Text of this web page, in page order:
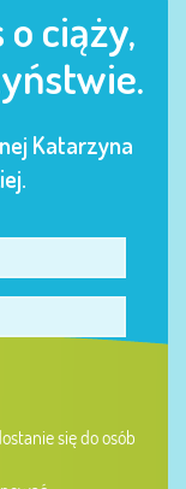
ciąży,
Katarzyna
się do osób